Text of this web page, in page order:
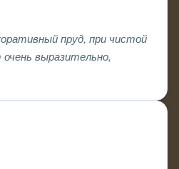
пруд, при чистой
выразительно,